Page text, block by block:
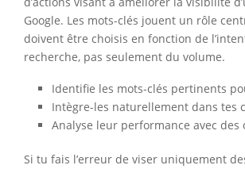
Google. Les mots-clés jouent un rôle
doivent être choisis en fonction de
recherche, pas seulement du volume.
Identifie les mots-clés pertinents
Intègre-les naturellement dans tes
Analyse leur performance avec des
Si tu fais l’erreur de viser uniquement